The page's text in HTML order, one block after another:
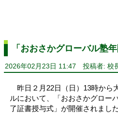
「おおさかグローバル塾
2026年02月23日 11:47 投稿者: 校
昨日２月22日（日）13時から
ルにおいて、「おおさかグロー
了証書授与式」が開催されま